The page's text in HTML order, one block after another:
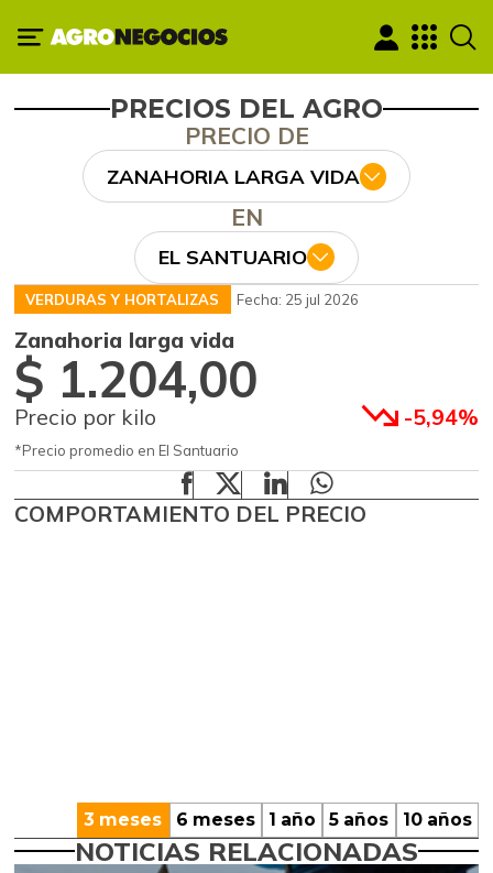
PRECIOS DEL AGRO
PRECIO DE
ZANAHORIA LARGA VIDA
EN
EL SANTUARIO
VERDURAS Y HORTALIZAS Fecha: 25 jul 2026
Zanahoria larga vida
$ 1.204,00
Precio por kilo -5,94%
*Precio promedio en El Santuario
COMPORTAMIENTO DEL PRECIO
3 meses 6 meses 1 año 5 años 10 años
NOTICIAS RELACIONADAS